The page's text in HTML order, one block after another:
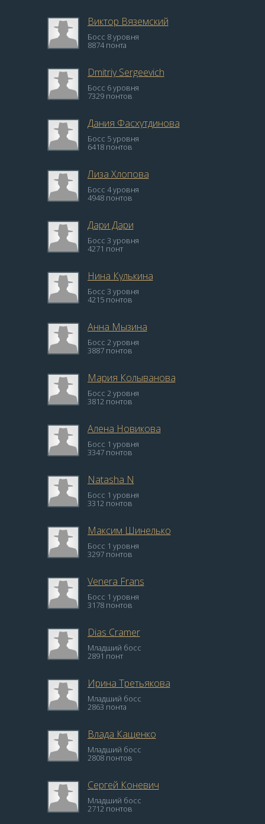
Виктор Вяземский
Босс 8 уровня
8874 понта
Dmitriy Sergeevich
Босс 6 уровня
7329 понтов
Дания Фасхутдинова
Босс 5 уровня
6418 понтов
Лиза Хлопова
Босс 4 уровня
4948 понтов
Дари Дари
Босс 3 уровня
4271 понт
Нина Кулькина
Босс 3 уровня
4215 понтов
Анна Мызина
Босс 2 уровня
3887 понтов
Мария Колыванова
Босс 2 уровня
3812 понтов
Алена Новикова
Босс 1 уровня
3347 понтов
Natasha N
Босс 1 уровня
3312 понтов
Максим Шинелько
Босс 1 уровня
3297 понтов
Venera Frans
Босс 1 уровня
3178 понтов
Dias Cramer
Младший босс
2891 понт
Ирина Третьякова
Младший босс
2863 понта
Влада Кащенко
Младший босс
2808 понтов
Сергей Коневич
Младший босс
2712 понтов